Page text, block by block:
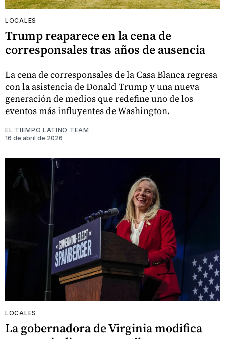
LOCALES
Trump reaparece en la cena de
corresponsales tras años de ausencia
La cena de corresponsales de la Casa Blanca regresa
con la asistencia de Donald Trump y una nueva
generación de medios que redefine uno de los
eventos más influyentes de Washington.
EL TIEMPO LATINO TEAM
16 de abril de 2026
LOCALES
La gobernadora de Virginia modifica